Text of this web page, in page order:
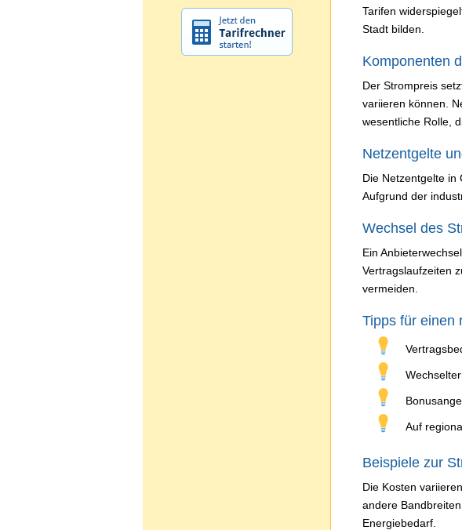
Tarifen
Stadt bilden.
Komponenten
Der Strompreis
variieren können.
wesentliche Rolle,
Netzentgelte
Die Netzentgelte in
Aufgrund der
Wechsel des
Ein
Vertragslaufzeiten
vermeiden.
Tipps für einen
Auf
Beispiele zur
Die Kosten
andere
Energiebedarf.